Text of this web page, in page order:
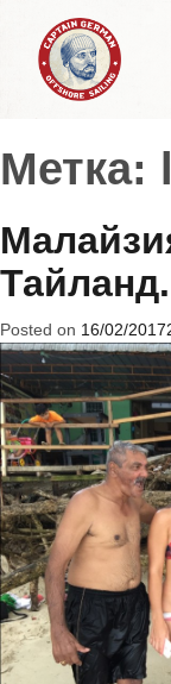
Метка:
Тайланд.
Posted on 16/02/2017